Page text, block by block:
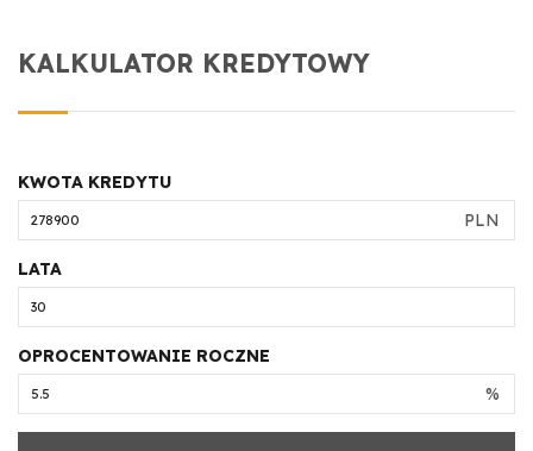
KALKULATOR KREDYTOWY
KWOTA KREDYTU
PLN
LATA
OPROCENTOWANIE ROCZNE
%